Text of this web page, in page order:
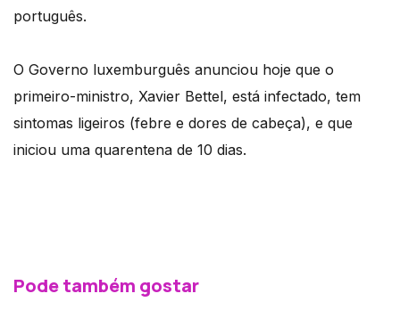
português.
O Governo luxemburguês anunciou hoje que o
primeiro-ministro, Xavier Bettel, está infectado, tem
sintomas ligeiros (febre e dores de cabeça), e que
iniciou uma quarentena de 10 dias.
Pode também gostar